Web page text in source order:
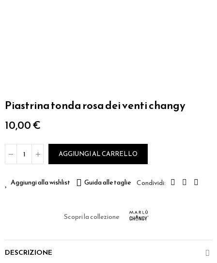
Piastrina tonda rosa dei venti changy
10,00 €
AGGIUNGI AL CARRELLO
Aggiungi alla wishlist Guida alle taglie
Scopri la collezione
DESCRIZIONE